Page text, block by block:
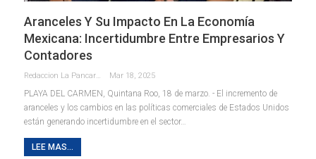
Aranceles Y Su Impacto En La Economía
Mexicana: Incertidumbre Entre Empresarios Y
Contadores
Redaccion La Pancarta De Quintana Roo Mar 18, 2025
PLAYA DEL CARMEN, Quintana Roo, 18 de marzo. - El incremento de
aranceles y los cambios en las políticas comerciales de Estados Unidos
están generando incertidumbre en el sector…
LEE MAS...